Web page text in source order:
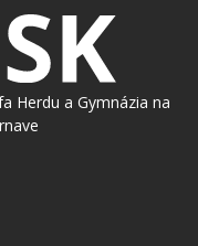
Herdu a Gymnázia na